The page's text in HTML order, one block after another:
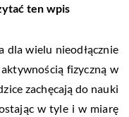
ten wpis
dla wielu nieodłącznie
fizyczną w
zachęcają do nauki
w tyle i w miarę